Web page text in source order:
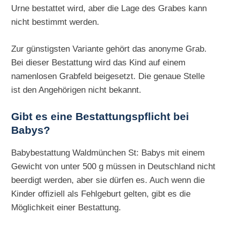
Urne bestattet wird, aber die Lage des Grabes kann
nicht bestimmt werden.
Zur günstigsten Variante gehört das anonyme Grab.
Bei dieser Bestattung wird das Kind auf einem
namenlosen Grabfeld beigesetzt. Die genaue Stelle
ist den Angehörigen nicht bekannt.
Gibt es eine Bestattungspflicht bei
Babys?
Babybestattung Waldmünchen St: Babys mit einem
Gewicht von unter 500 g müssen in Deutschland nicht
beerdigt werden, aber sie dürfen es. Auch wenn die
Kinder offiziell als Fehlgeburt gelten, gibt es die
Möglichkeit einer Bestattung.